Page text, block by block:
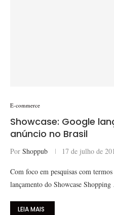
E-commerce
Showcase: Google
anúncio no Brasil
Por Shoppub 17 de julho de
Com foco em pesquisas com
lançamento do Showcase
LEIA MAIS